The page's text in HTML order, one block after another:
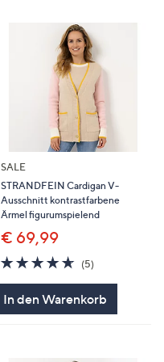
SALE
STRANDFEIN Cardigan V-
Ausschnitt kontrastfarbene
Ärmel figurumspielend
€ 69,99
4.6
von
(5)5
In den Warenkorb